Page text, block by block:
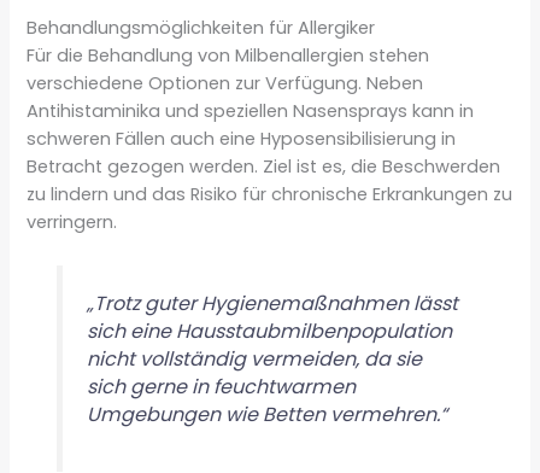
Behandlungsmöglichkeiten für Allergiker
Für die Behandlung von Milbenallergien stehen
verschiedene Optionen zur Verfügung. Neben
Antihistaminika und speziellen Nasensprays kann in
schweren Fällen auch eine Hyposensibilisierung in
Betracht gezogen werden. Ziel ist es, die Beschwerden
zu lindern und das Risiko für chronische Erkrankungen zu
verringern.
„Trotz guter Hygienemaßnahmen lässt
sich eine Hausstaubmilbenpopulation
nicht vollständig vermeiden, da sie
sich gerne in feuchtwarmen
Umgebungen wie Betten vermehren.“